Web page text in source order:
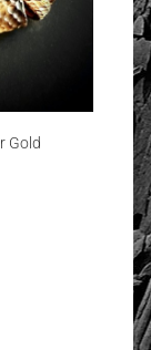
Gold